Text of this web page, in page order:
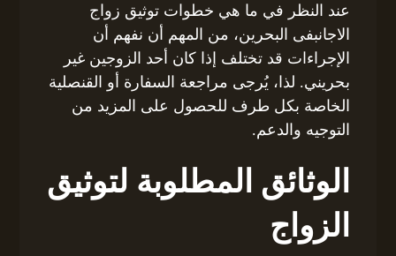
عند النظر في ما هي خطوات توثيق زواج
الاجانبفى البحرين، من المهم أن نفهم أن
الإجراءات قد تختلف إذا كان أحد الزوجين غير
بحريني. لذا، يُرجى مراجعة السفارة أو القنصلية
الخاصة بكل طرف للحصول على المزيد من
التوجيه والدعم.
الوثائق المطلوبة لتوثيق
الزواج